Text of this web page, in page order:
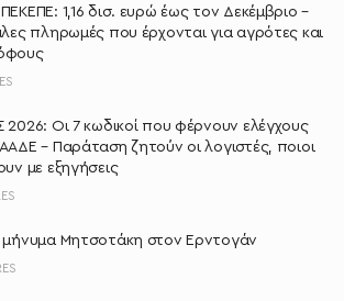
1,16 δισ. ευρώ έως τον Δεκέμβριο –
πληρωμές που έρχονται για αγρότες και
2026: Οι 7 κωδικοί που φέρνουν ελέγχους
– Παράταση ζητούν οι λογιστές, ποιοι
με εξηγήσεις
μήνυμα Μητσοτάκη στον Ερντογάν